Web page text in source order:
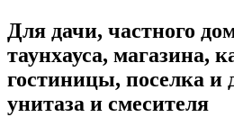
Для дачи, частного
таунхауса, магазина,
гостиницы, поселка и
унитаза и смесителя